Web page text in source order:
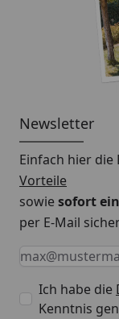
Newsletter
Einfach hier die
Vorteile
sowiesofort
per E-Mail
Keine Eingabe
Eingabe
E-Mail *
Ich habe die
Kenntnis